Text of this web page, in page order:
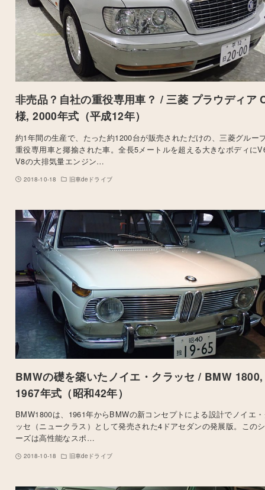
非売品？自社の重役専用車？ / 三菱 プラウディア
様, 2000年式（平成12年）
約1年間の生産で、たった約1200台が販売されただけの、三菱グルー
重役専用車と揶揄された車。全長5メートルを超える大きなボディに
V8の大排気量エンジン…
2018-10-18 旧車deドライブ
BMWの礎を築いたノイエ・クラッセ / BMW 1800,
1967年式（昭和42年）
BMW1800は、1961年からBMWの新コンセプトによる設計でノイエ
ッセ（ニュークラス）として発売された4ドアセダンの発展版。この
ーズは高性能なスポ…
2018-10-18 旧車deドライブ